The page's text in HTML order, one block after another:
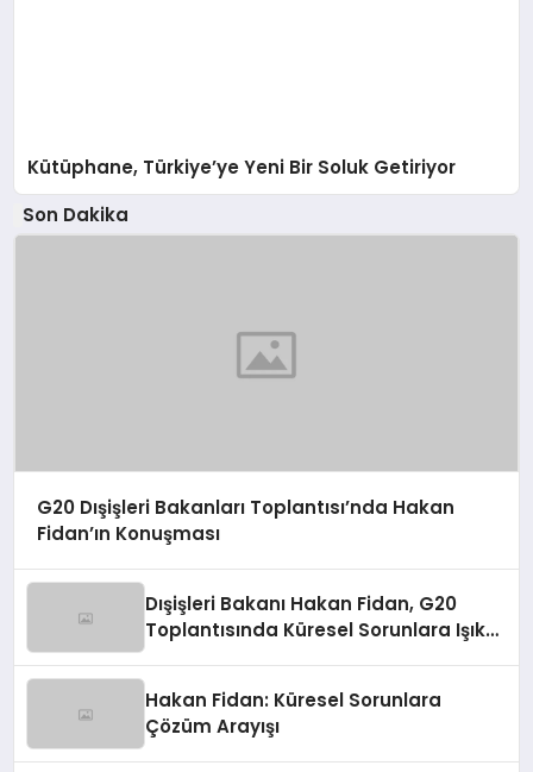
Kütüphane, Türkiye’ye Yeni Bir Soluk Getiriyor
Son Dakika
G20 Dışişleri Bakanları Toplantısı’nda Hakan
Fidan’ın Konuşması
Dışişleri Bakanı Hakan Fidan, G20
Toplantısında Küresel Sorunlara Işık
Hakan Fidan: Küresel Sorunlara
Çözüm Arayışı